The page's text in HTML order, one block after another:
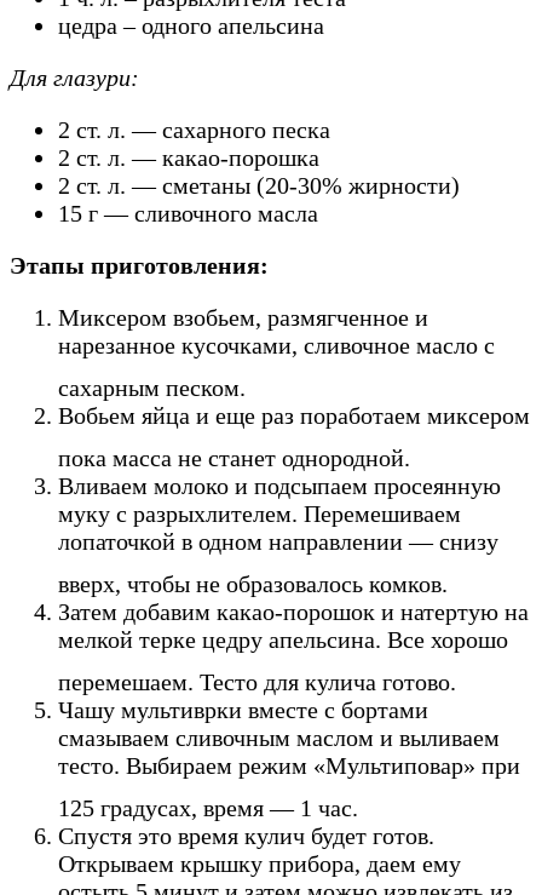
цедра – одного апельсина
Для глазури:
2 ст. л. — сахарного песка
2 ст. л. — какао-порошка
2 ст. л. — сметаны (20-30% жирности)
15 г — сливочного масла
Этапы приготовления:
Миксером взобьем, размягченное и
нарезанное кусочками, сливочное масло с
сахарным песком.
Вобьем яйца и еще раз поработаем миксером
пока масса не станет однородной.
Вливаем молоко и подсыпаем просеянную
муку с разрыхлителем. Перемешиваем
лопаточкой в одном направлении — снизу
вверх, чтобы не образовалось комков.
Затем добавим какао-порошок и натертую на
мелкой терке цедру апельсина. Все хорошо
перемешаем. Тесто для кулича готово.
Чашу мультиврки вместе с бортами
смазываем сливочным маслом и выливаем
тесто. Выбираем режим «Мультиповар» при
125 градусах, время — 1 час.
Спустя это время кулич будет готов.
Открываем крышку прибора, даем ему